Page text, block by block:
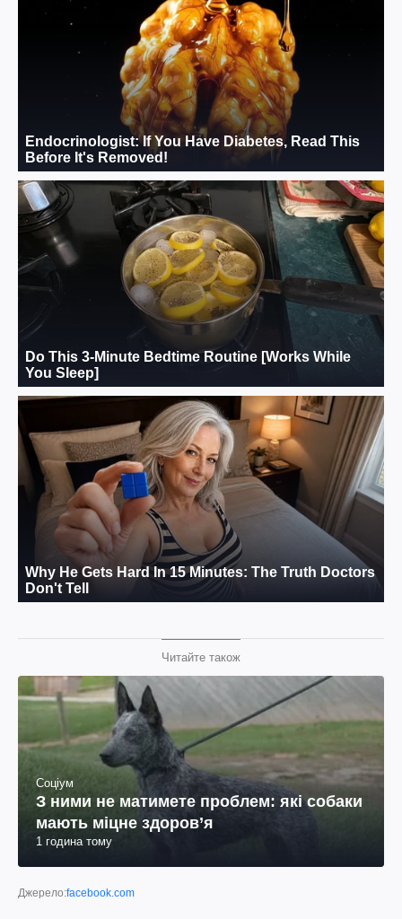
Читайте також
Соціум
З ними не матимете проблем: які собаки
мають міцне здоров’я
1 година тому
Джерело:facebook.com